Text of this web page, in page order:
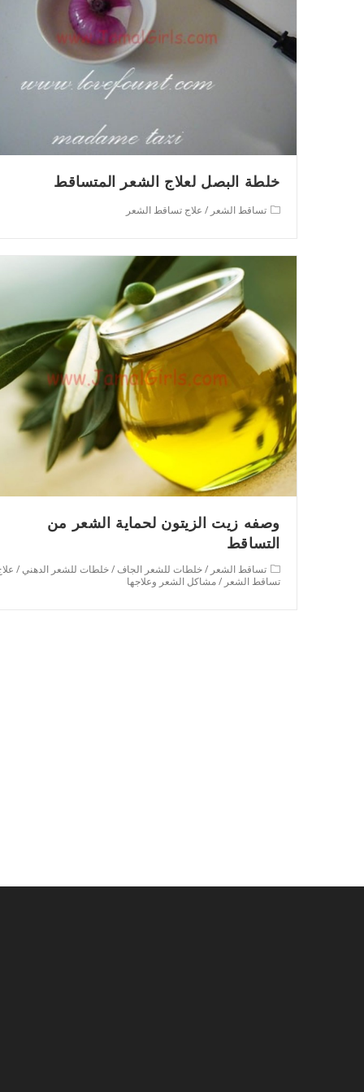
خلطة البصل لعلاج الشعر المتساقط
Postتساقط الشعر / علاج تساقط الشعر
وصفه زيت الزيتون لحماية الشعر من
التساقط
Post
category:
تساقط الشعر /خلطات للشعر الجاف /خلطات للشعر الدهني/
تساقط الشعر /مشاكل الشعر وعلاجها